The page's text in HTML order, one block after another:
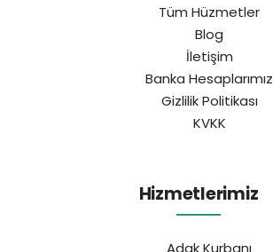
Tüm Hüzmetler
Blog
İletişim
Banka Hesaplarımız
Gizlilik Politikası
KVKK
Hizmetlerimiz
Adak Kurbanı